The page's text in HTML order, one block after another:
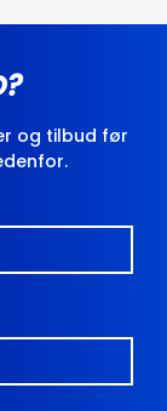
og tilbud før